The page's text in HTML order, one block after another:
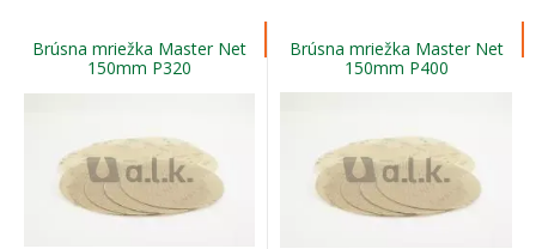
Brúsna mriežka Master Net
150mm P320
Brúsna mriežka Master Net
150mm P400